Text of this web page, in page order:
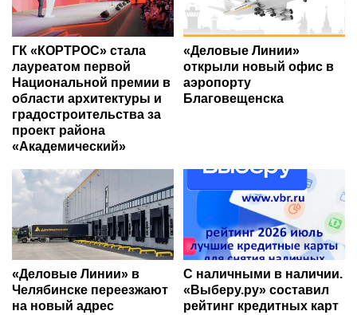
ГК «КОРТРОС» стала
лауреатом первой
Национальной премии в
области архитектуры и
градостроительства за
проект района
«Академический»
«Деловые Линии»
открыли новый офис в
аэропорту
Благовещенска
«Деловые Линии» в
Челябинске переезжают
на новый адрес
С наличными в наличии.
«Выберу.ру» составил
рейтинг кредитных карт